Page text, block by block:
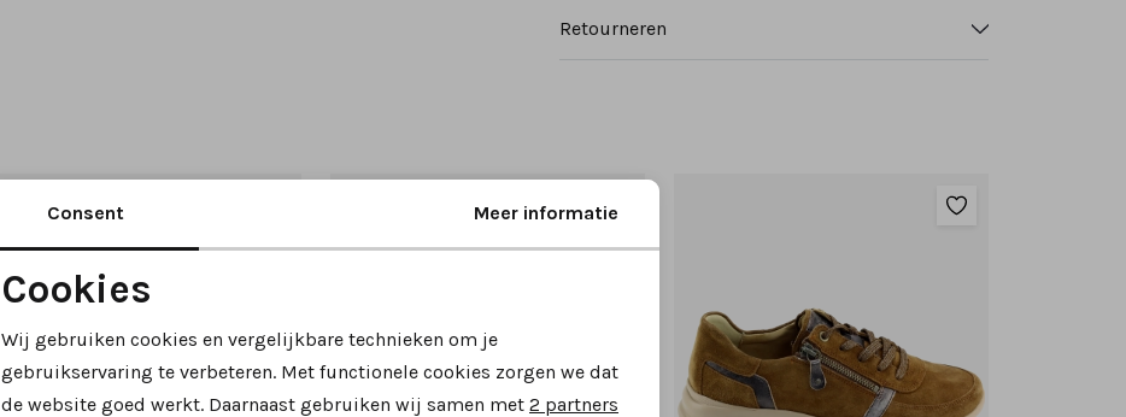
Retourneren
Noodzakelijke cookies
Analytische cookies Marketing cookies
Consent Meer informatie
Cookies
Wij gebruiken cookies en vergelijkbare technieken om je
gebruikservaring te verbeteren. Met functionele cookies zorgen we dat
de website goed werkt. Daarnaast gebruiken wij samen met 2 partners